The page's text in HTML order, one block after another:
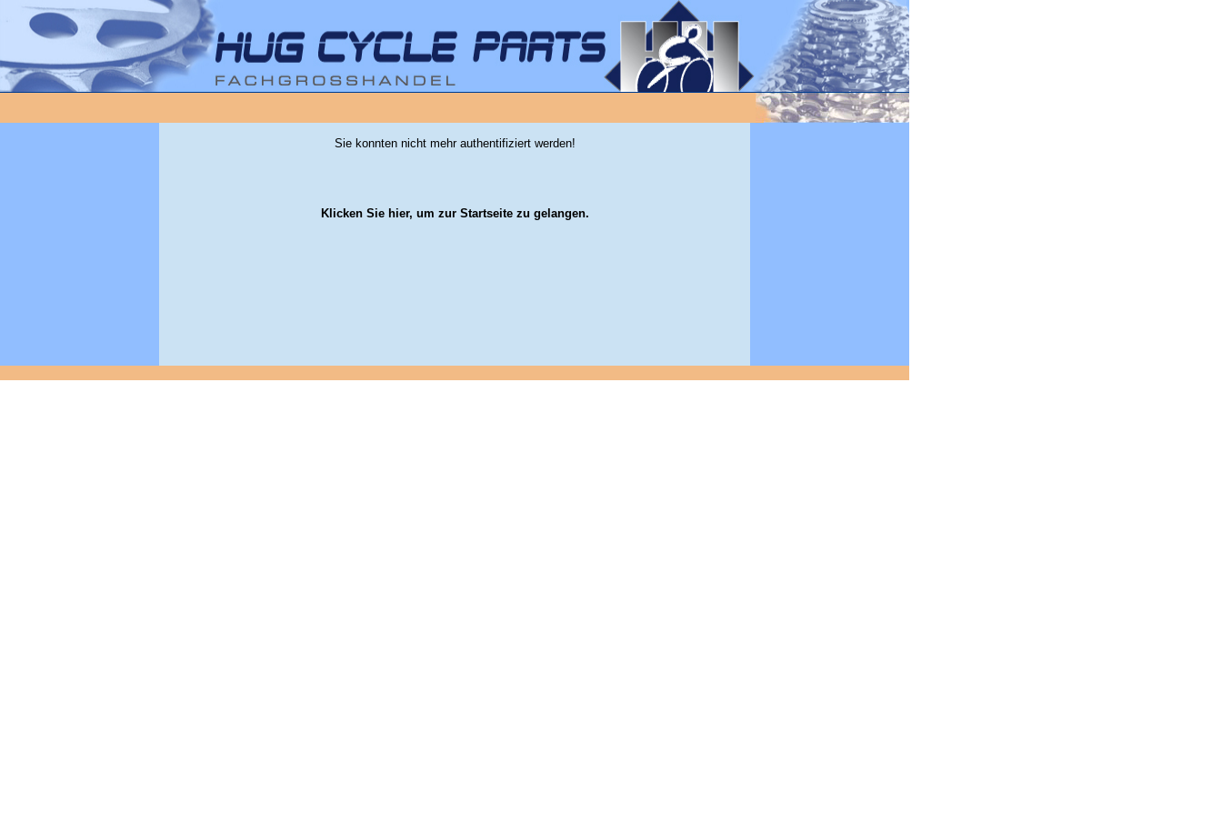
Sie konnten nicht mehr authentifiziert werden!
Klicken Sie hier, um zur Startseite zu gelangen.